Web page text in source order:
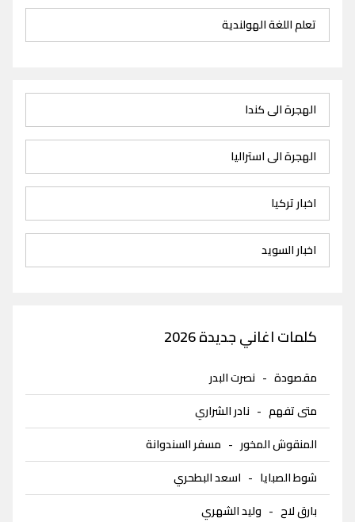
تعلم اللغة الهولندية
الهجرة الى كندا
الهجرة الى استراليا
اخبار تركيا
اخبار السويد
كلمات اغاني جديدة 2026
مقصودة - نصرت البدر
متى تفهم - نادر الشراري
المنقوش المخور - مسفر السندوانة
شوط الصبايا - اسعد البطحري
بارق لاح - وليد الشهري